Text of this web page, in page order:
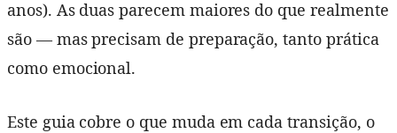
anos). As duas parecem maiores do que realmente
são — mas precisam de preparação, tanto prática
como emocional.
Este guia cobre o que muda em cada transição, o